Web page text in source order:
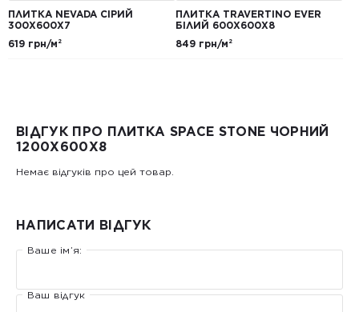
ПЛИТКА NEVADA СІРИЙ
300Х600Х7
619 грн/м²
ПЛИТКА TRAVERTINO EVER
БІЛИЙ 600Х600Х8
849 грн/м²
ВІДГУК ПРО ПЛИТКА SPACE STONE ЧОРНИЙ
1200Х600Х8
Немає відгуків про цей товар.
НАПИСАТИ ВІДГУК
Ваше ім’я:
Ваш відгук